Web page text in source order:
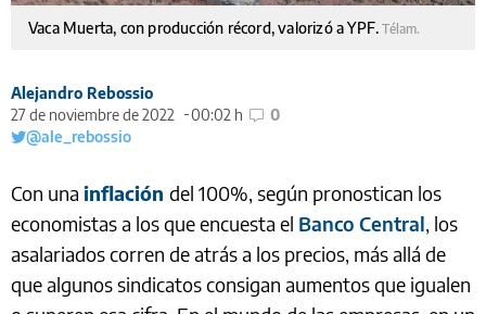
Vaca Muerta, con producción récord, valorizó a YPF.Télam.
Alejandro Rebossio
27 de noviembre de 2022
00:02 h
0
@ale_rebossio
Con una inflación del 100%, según pronostican los
economistas a los que encuesta el Banco Central, los
asalariados corren de atrás a los precios, más allá de
que algunos sindicatos consigan aumentos que igualen